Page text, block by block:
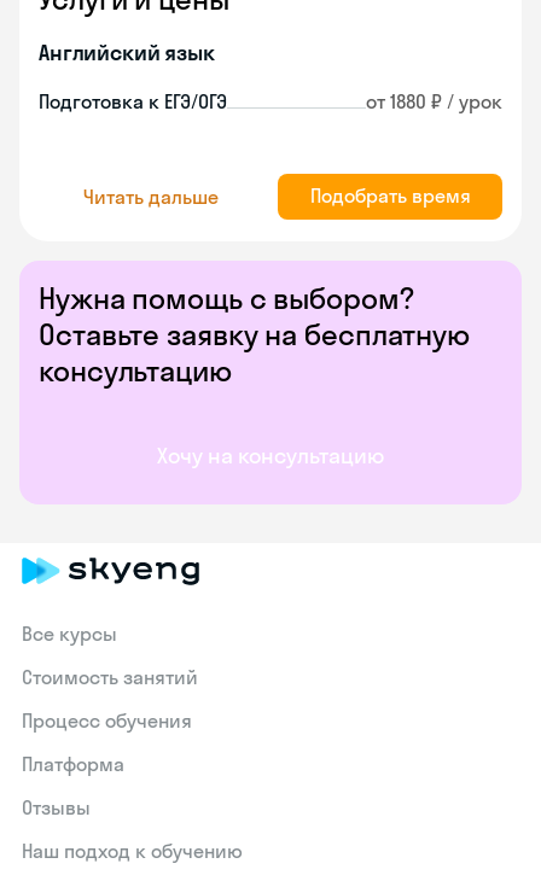
Нужна помощь с выбором?
Оставьте заявку на бесплатную
консультацию
Хочу на консультацию
Английский язык
Подготовка к ЕГЭ/ОГЭ от 1880 ₽ / урок
Читать дальше Подобрать время
Все курсы
Стоимость занятий
Процесс обучения
Платформа
Отзывы
Наш подход к обучению